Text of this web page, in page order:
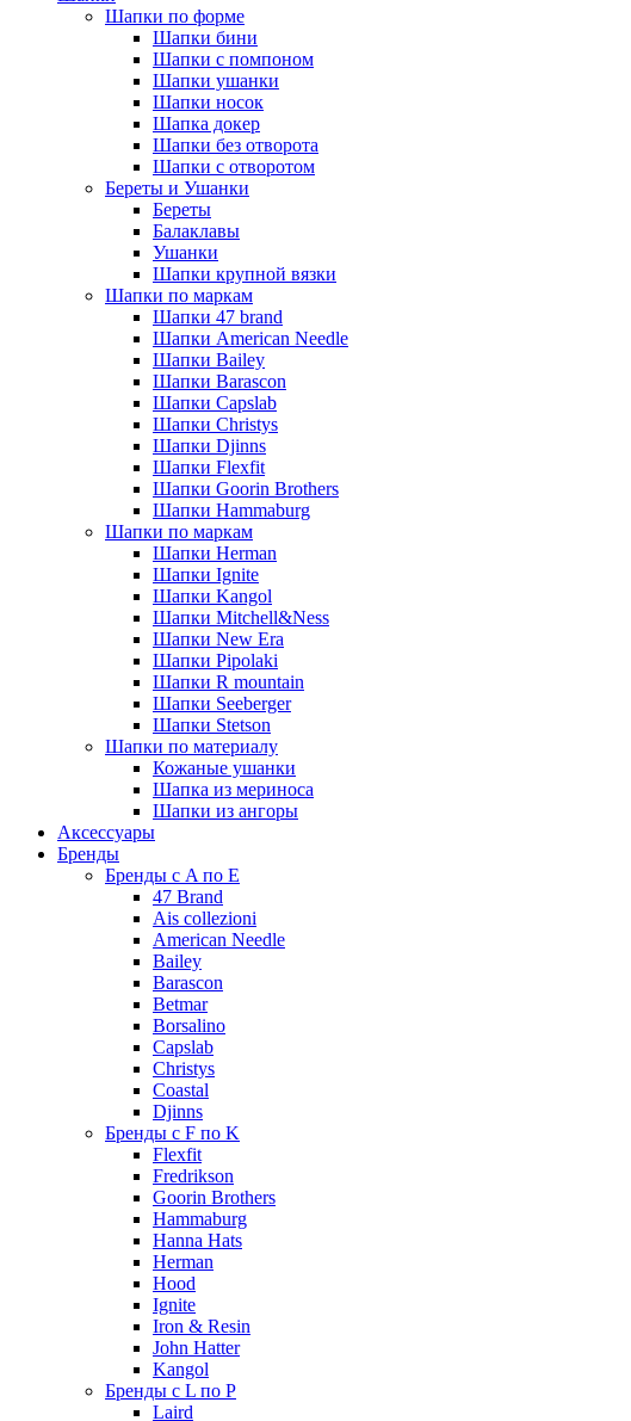
Шапки по форме
Шапки бини
Шапки с помпоном
Шапки ушанки
Шапки носок
Шапка докер
Шапки без отворота
Шапки с отворотом
Береты и Ушанки
Береты
Балаклавы
Ушанки
Шапки крупной вязки
Шапки по маркам
Шапки 47 brand
Шапки American Needle
Шапки Bailey
Шапки Barascon
Шапки Capslab
Шапки Christys
Шапки Djinns
Шапки Flexfit
Шапки Goorin Brothers
Шапки Hammaburg
Шапки по маркам
Шапки Herman
Шапки Ignite
Шапки Kangol
Шапки Mitchell&Ness
Шапки New Era
Шапки Pipolaki
Шапки R mountain
Шапки Seeberger
Шапки Stetson
Шапки по материалу
Кожаные ушанки
Шапка из мериноса
Шапки из ангоры
Аксессуары
Бренды
Бренды с A по E
47 Brand
Ais collezioni
American Needle
Bailey
Barascon
Betmar
Borsalino
Capslab
Christys
Coastal
Djinns
Бренды с F по K
Flexfit
Fredrikson
Goorin Brothers
Hammaburg
Hanna Hats
Herman
Hood
Ignite
Iron & Resin
John Hatter
Kangol
Бренды с L по P
Laird